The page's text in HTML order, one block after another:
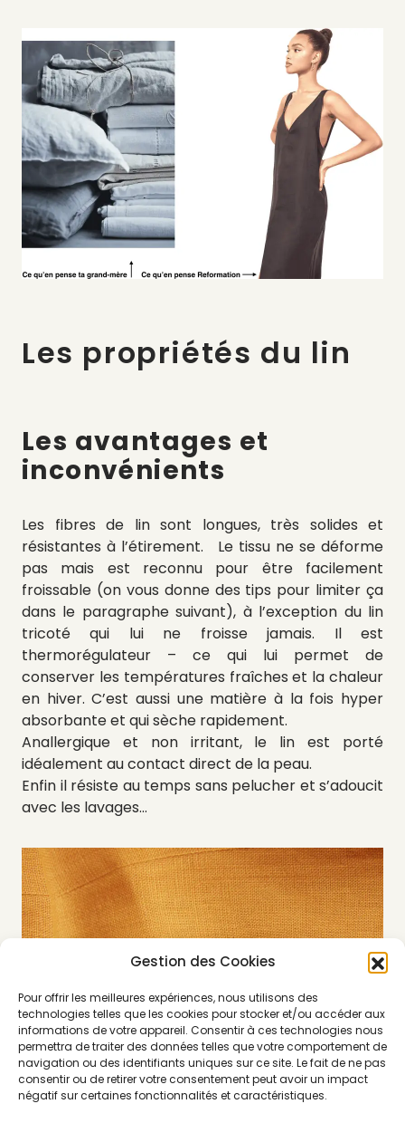
Gestion des Cookies
Pour offrir les meilleures expériences, nous utilisons des
technologies telles que les cookies pour stocker et/ou accéder aux
informations de votre appareil. Consentir à ces technologies nous
permettra de traiter des données telles que votre comportement de
navigation ou des identifiants uniques sur ce site. Le fait de ne pas
consentir ou de retirer votre consentement peut avoir un impact
négatif sur certaines fonctionnalités et caractéristiques.
Les propriétés du lin
Les avantages et
inconvénients
Les fibres de lin sont longues, très solides et
résistantes à l’étirement. Le tissu ne se déforme
pas mais est reconnu pour être facilement
froissable (on vous donne des tips pour limiter ça
dans le paragraphe suivant), à l’exception du lin
tricoté qui lui ne froisse jamais. Il est
thermorégulateur – ce qui lui permet de
conserver les températures fraîches et la chaleur
en hiver. C’est aussi une matière à la fois hyper
absorbante et qui sèche rapidement.
Anallergique et non irritant, le lin est porté
idéalement au contact direct de la peau.
Enfin il résiste au temps sans pelucher et s’adoucit
avec les lavages…